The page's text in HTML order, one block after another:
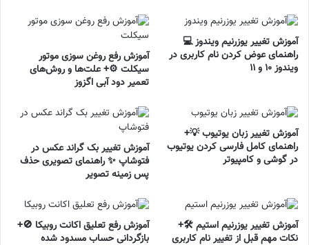
آموزش تغییر یوزرنیم ویندوز 💻
راهنمای عوض کردن نام کاربری در
ویندوز ۱۰ و ۱۱
آموزش رفع روغن سوزی موتور
سیکلت ⚙️+ علت‌ها و روش‌های
تعمیر دود آبی اگزوز
آموزش تغییر زبان یوتیوب 💡+
راهنمای کامل فارسی کردن یوتیوب
در گوشی و کامپیوتر
آموزش تغییر بک گراند عکس در
فتوشاپ ✨ راهنمای تصویری حذف
پس زمینه تصویر
آموزش تغییر یوزرنیم استیم 🛠️+
نکات مهم قبل از تغییر نام کاربری
آموزش رفع تعلیق اکانت روبیکا 🚫+
بازگردانی حساب مسدود شده